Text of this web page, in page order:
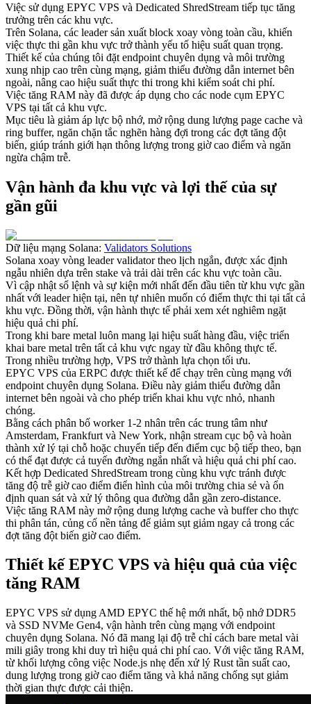
Việc sử dụng EPYC VPS và Dedicated ShredStream tiếp tục tăng
trưởng trên các khu vực.
Trên Solana, các leader sản xuất block xoay vòng toàn cầu, khiến
việc thực thi gần khu vực trở thành yếu tố hiệu suất quan trọng.
Thiết kế của chúng tôi đặt endpoint chuyên dụng và môi trường
xung nhịp cao trên cùng mạng, giảm thiểu đường dẫn internet bên
ngoài, nâng cao hiệu suất thực thi trong khi kiểm soát chi phí.
Việc tăng RAM này đã được áp dụng cho các node cụm EPYC
VPS tại tất cả khu vực.
Mục tiêu là giảm áp lực bộ nhớ, mở rộng dung lượng page cache và
ring buffer, ngăn chặn tắc nghẽn hàng đợi trong các đợt tăng đột
biến, giúp tránh giới hạn thông lượng trong giờ cao điểm và ngăn
ngừa chậm trễ.
Vận hành đa khu vực và lợi thế của sự
gần gũi
Dữ liệu mạng Solana: Validators Solutions
Solana xoay vòng leader validator theo lịch ngắn, được xác định
ngẫu nhiên dựa trên stake và trải dài trên các khu vực toàn cầu.
Vì cập nhật sổ lệnh và sự kiện mới nhất đến đầu tiên từ khu vực gần
nhất với leader hiện tại, nên tự nhiên muốn có điểm thực thi tại tất cả
khu vực. Đồng thời, vận hành thực tế phải xem xét nghiêm ngặt
hiệu quả chi phí.
Trong khi bare metal luôn mang lại hiệu suất hàng đầu, việc triển
khai bare metal trên tất cả khu vực ngay từ đầu không thực tế.
Trong nhiều trường hợp, VPS trở thành lựa chọn tối ưu.
EPYC VPS của ERPC được thiết kế để chạy trên cùng mạng với
endpoint chuyên dụng Solana. Điều này giảm thiểu đường dẫn
internet bên ngoài và cho phép triển khai khu vực nhỏ, nhanh
chóng.
Bằng cách phân bố worker 1-2 nhân trên các trung tâm như
Amsterdam, Frankfurt và New York, nhận stream cục bộ và hoàn
thành xử lý tại chỗ hoặc chuyển tiếp đến điểm cục bộ tiếp theo, bạn
có thể đạt được cả tuyến đường ngắn nhất và hiệu quả chi phí cao.
Kết hợp Dedicated ShredStream trong cùng khu vực tránh được
tăng độ trễ giờ cao điểm điển hình của môi trường chia sẻ và ổn
định quan sát và xử lý thông qua đường dẫn gần zero-distance.
Việc tăng RAM này mở rộng dung lượng cache và buffer cho thực
thi phân tán, củng cố nền tảng để giảm sụt giảm ngay cả trong các
đợt tăng đột biến giờ cao điểm.
Thiết kế EPYC VPS và hiệu quả của việc
tăng RAM
EPYC VPS sử dụng AMD EPYC thế hệ mới nhất, bộ nhớ DDR5
và SSD NVMe Gen4, vận hành trên cùng mạng với endpoint
chuyên dụng Solana. Nó đã mang lại độ trễ chỉ cách bare metal vài
mili giây trong khi duy trì hiệu quả chi phí cao. Với việc tăng RAM,
từ khối lượng công việc Node.js nhẹ đến xử lý Rust tần suất cao,
dung lượng trong giờ cao điểm tăng và khả năng chống sụt giảm
thời gian thực được cải thiện.